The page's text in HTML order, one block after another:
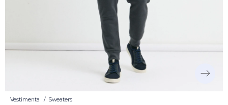
Vestimenta Sweaters